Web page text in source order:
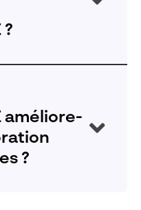
sectorielles.
outils nécessaires
?
les
un CSMprendra
dans l’activation
aussi un
améliore-
?